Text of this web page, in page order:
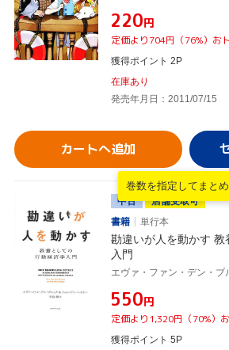
¥220円
定価より704円（76%）お
獲得ポイント 2P
在庫あり
発売年月日：2011/07/15
カートへ追加
巻数を指定して まと
中古
店舗受取可
書籍
単行本
勘違いが人を動かす
入門
¥550円
定価より1,320円（70%）
獲得ポイント 5P